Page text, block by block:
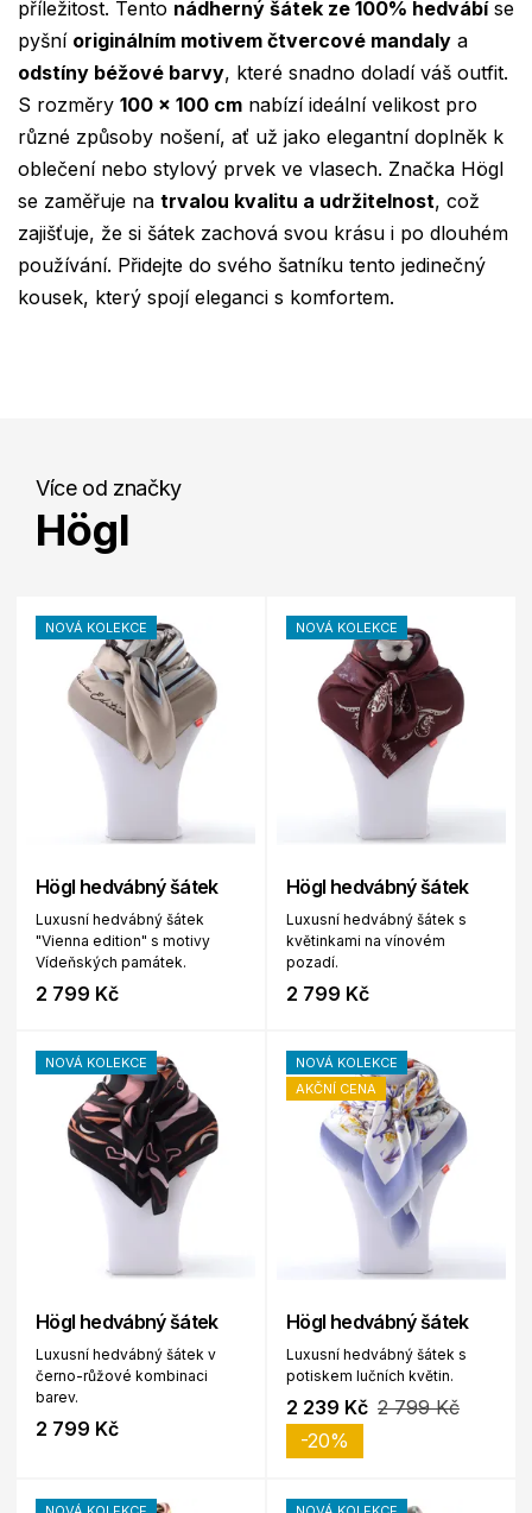
příležitost. Tento nádherný šátek ze 100% hedvábíse
pyšní originálním motivem čtvercové mandaly a
odstíny béžové barvy, které snadno doladí váš outfit.
S rozměry 100 x 100 cm nabízí ideální velikost pro
různé způsoby nošení, ať už jako elegantní doplněk k
oblečení nebo stylový prvek ve vlasech. Značka Högl
se zaměřuje na trvalou kvalitu a udržitelnost, což
zajišťuje, že si šátek zachová svou krásu i po dlouhém
používání. Přidejte do svého šatníku tento jedinečný
kousek, který spojí eleganci s komfortem.
Více od značky
Högl
NOVÁ KOLEKCE
Högl hedvábný šátek
Luxusní hedvábný šátek
"Vienna edition" s motivy
Vídeňských památek.
2 799 Kč
NOVÁ KOLEKCE
Högl hedvábný šátek
Luxusní hedvábný šátek s
květinkami na vínovém
pozadí.
2 799 Kč
NOVÁ KOLEKCE
Högl hedvábný šátek
Luxusní hedvábný šátek v
černo-růžové kombinaci
barev.
2 799 Kč
NOVÁ KOLEKCE
AKČNÍ CENA
Högl hedvábný šátek
Luxusní hedvábný šátek s
potiskem lučních květin.
2 239 Kč 2 799 Kč
-20%